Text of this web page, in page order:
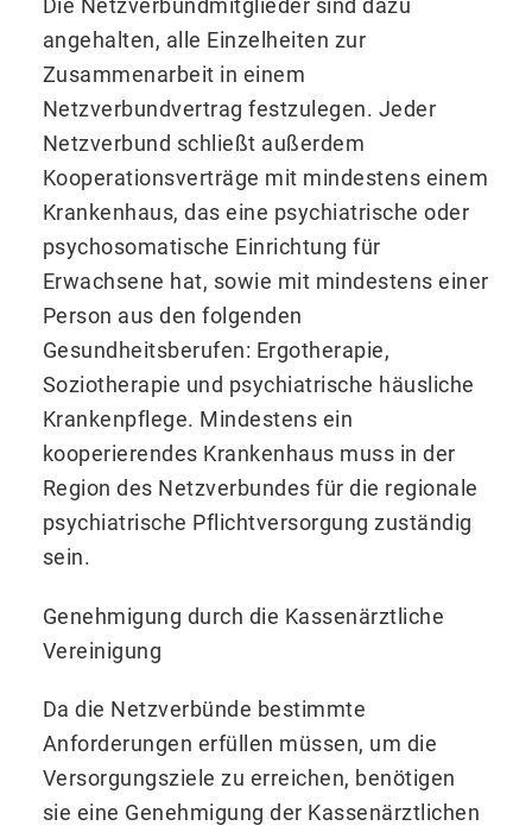
Die Netzverbundmitglieder sind dazu
angehalten, alle Einzelheiten zur
Zusammenarbeit in einem
Netzverbundvertrag festzulegen. Jeder
Netzverbund schließt außerdem
Kooperationsverträge mit mindestens einem
Krankenhaus, das eine psychiatrische oder
psychosomatische Einrichtung für
Erwachsene hat, sowie mit mindestens einer
Person aus den folgenden
Gesundheitsberufen: Ergotherapie,
Soziotherapie und psychiatrische häusliche
Krankenpflege. Mindestens ein
kooperierendes Krankenhaus muss in der
Region des Netzverbundes für die regionale
psychiatrische Pflichtversorgung zuständig
sein.
Genehmigung durch die Kassenärztliche
Vereinigung
Da die Netzverbünde bestimmte
Anforderungen erfüllen müssen, um die
Versorgungsziele zu erreichen, benötigen
sie eine Genehmigung der Kassenärztlichen